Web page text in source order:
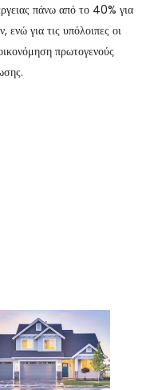
πάνω από το 40% για
ενώ για τις υπόλοιπες οι
πρωτογενούς